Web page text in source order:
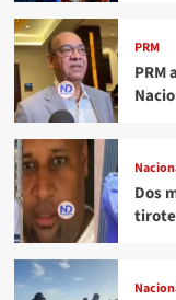
PRM
PRM
Dos